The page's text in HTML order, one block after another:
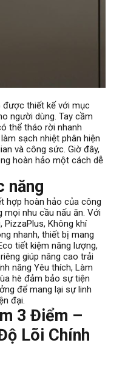
được thiết kế với mục
người dùng. Tay cầm
thể tháo rời nhanh
sạch nhiệt phân hiện
và công sức. Giờ đây,
hoàn hảo một cách dễ
năng
hợp hoàn hảo của công
mọi nhu cầu nấu ăn. Với
Không khí
nhanh, thiết bị mang
tiết kiệm năng lượng,
giúp nâng cao trải
năng Yêu thích, Làm
hè đảm bảo sự tiện
để mang lại sự linh
đại.
3 Điểm –
Lõi Chính